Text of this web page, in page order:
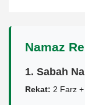
Namaz
1. Sabah
Rekat: 2 Farz